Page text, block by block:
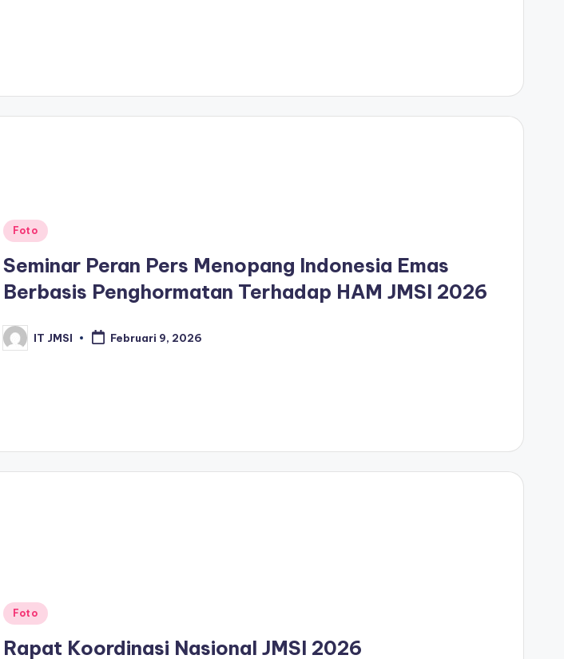
Foto
Seminar Peran Pers Menopang Indonesia Emas
Berbasis Penghormatan Terhadap HAM JMSI 2026
IT JMSI Februari 9, 2026
Foto
Rapat Koordinasi Nasional JMSI 2026